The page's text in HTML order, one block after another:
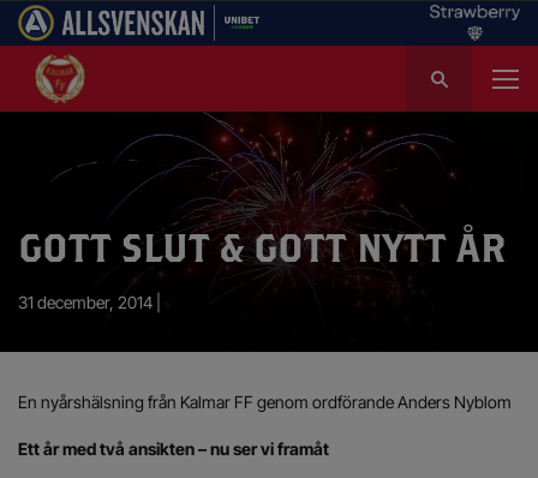
k
e
r
GOTT SLUT & GOTT NYTT ÅR
31 december, 2014 |
En nyårshälsning från Kalmar FF genom ordförande Anders Nyblom
Ett år med två ansikten – nu ser vi framåt